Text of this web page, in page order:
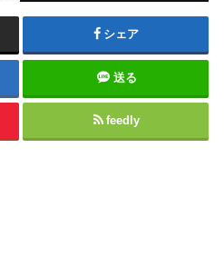
シェア
送る
feedly